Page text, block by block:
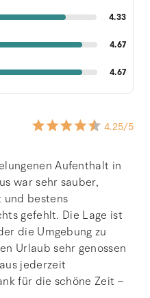
4.33
4.67
4.67
4.25/5
Aufenthalt in
war sehr sauber,
bestens
gefehlt. Die Lage ist
die Umgebung zu
Urlaub sehr genossen
jederzeit
für die schöne Zeit –